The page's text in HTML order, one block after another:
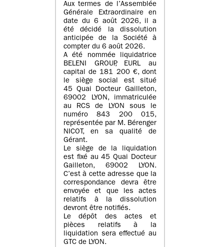
Aux termes de l’Assemblée
Générale Extraordinaire en
date du 6 août 2026, il a
été décidé la dissolution
anticipée de la Société à
compter du 6 août 2026.
A été nommée liquidatrice
BELENI GROUP, EURL au
capital de 181 200 €, dont
le siège social est situé
45 Quai Docteur Gailleton,
69002 LYON, immatriculée
au RCS de LYON sous le
numéro 843 200 015,
représentée par M. Bérenger
NICOT, en sa qualité de
Gérant.
Le siège de la liquidation
est fixé au45 Quai Docteur
Gailleton, 69002 LYON.
C’est à cette adresse que la
correspondance devra être
envoyée et que les actes
relatifs à la dissolution
devront être notifiés.
Le dépôt des actes et
pièces relatifs à la
liquidation sera effectué au
GTC de LYON.